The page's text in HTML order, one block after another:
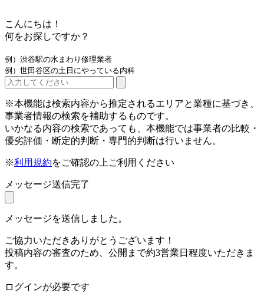
こんにちは！
何をお探しですか？
例）渋谷駅の水まわり修理業者
例）世田谷区の土日にやっている内科
※本機能は検索内容から推定されるエリアと業種に基づき、
事業者情報の検索を補助するものです。
いかなる内容の検索であっても、本機能では事業者の比較・
優劣評価・断定的判断・専門的判断は行いません。
※利用規約をご確認の上ご利用ください
メッセージ送信完了
メッセージを送信しました。
ご協力いただきありがとうございます！
投稿内容の審査のため、公開まで約3営業日程度いただきま
す。
ログインが必要です